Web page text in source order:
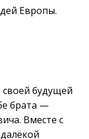
Европы.
будущей
брата —
Вместе с